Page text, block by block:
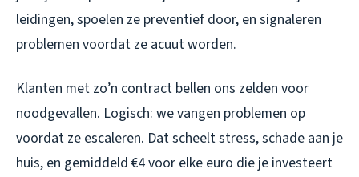
leidingen, spoelen ze preventief door, en signaleren
problemen voordat ze acuut worden.
Klanten met zo’n contract bellen ons zelden voor
noodgevallen. Logisch: we vangen problemen op
voordat ze escaleren. Dat scheelt stress, schade aan je
huis, en gemiddeld €4 voor elke euro die je investeert